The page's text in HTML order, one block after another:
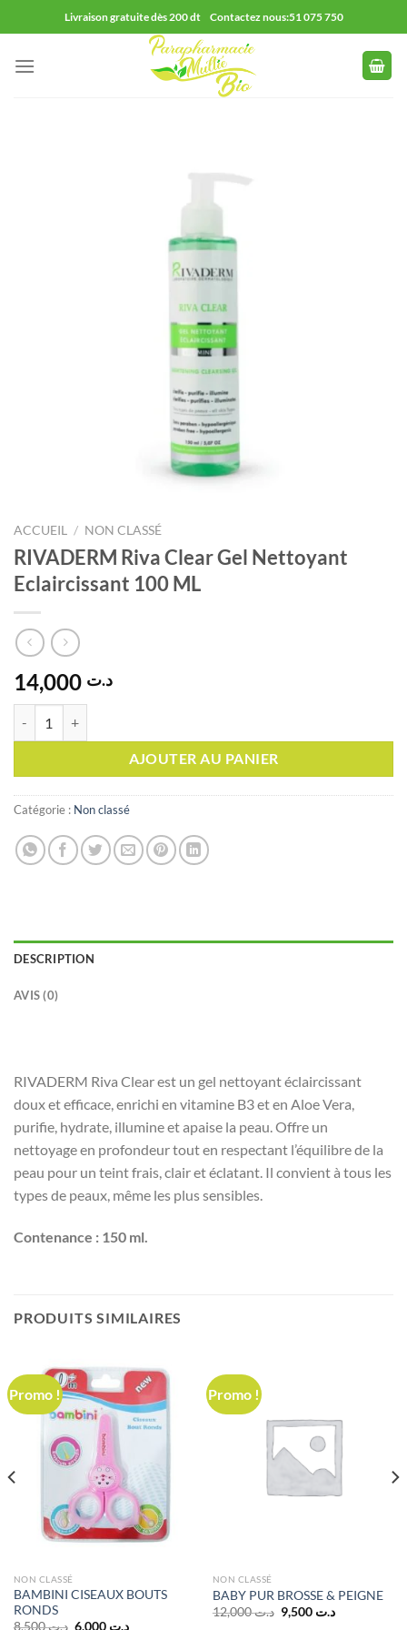
au
contenu
Livraison gratuite dès 200 dt Contactez nous:51 075 750
ACCUEIL / NON CLASSÉ
RIVADERM Riva Clear Gel Nettoyant
Eclaircissant 100 ML
د.ت
AJOUTER AU PANIER
Catégorie : Non classé
DESCRIPTION
AVIS (0)
RIVADERM Riva Clear est un gel nettoyant éclaircissant
doux et efficace, enrichi en vitamine B3 et en Aloe Vera,
purifie, hydrate, illumine et apaise la peau. Offre un
nettoyage en profondeur tout en respectant l’équilibre de la
peau pour un teint frais, clair et éclatant. Il convient à tous les
types de peaux, même les plus sensibles.
Contenance : 150 ml.
PRODUITS SIMILAIRES
Promo !
NON CLASSÉ
BAMBINI CISEAUX BOUTS
RONDS
د.ت8,500 Le د.ت 6,000 Le
Promo !
NON CLASSÉ
BABY PUR BROSSE & PEIGNE
د.ت12,000
Le
prix
د.ت 9,500
Le